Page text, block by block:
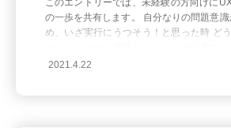
このエントリーでは、未経験の方向けに
の一歩を共有します。 自分なりの問題意
め、いざ実行にうつそう！と思った時 ど
社の取り組みからヒントを得ようと、
セミナーに参加してみたのですが、 自分
2021.4.22